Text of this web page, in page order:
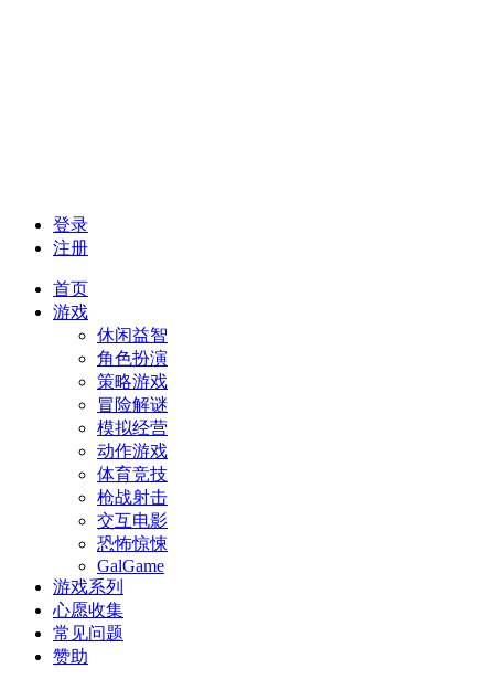
登录
注册
首页
游戏
休闲益智
角色扮演
策略游戏
冒险解谜
模拟经营
动作游戏
体育竞技
枪战射击
交互电影
恐怖惊悚
GalGame
游戏系列
心愿收集
常见问题
赞助